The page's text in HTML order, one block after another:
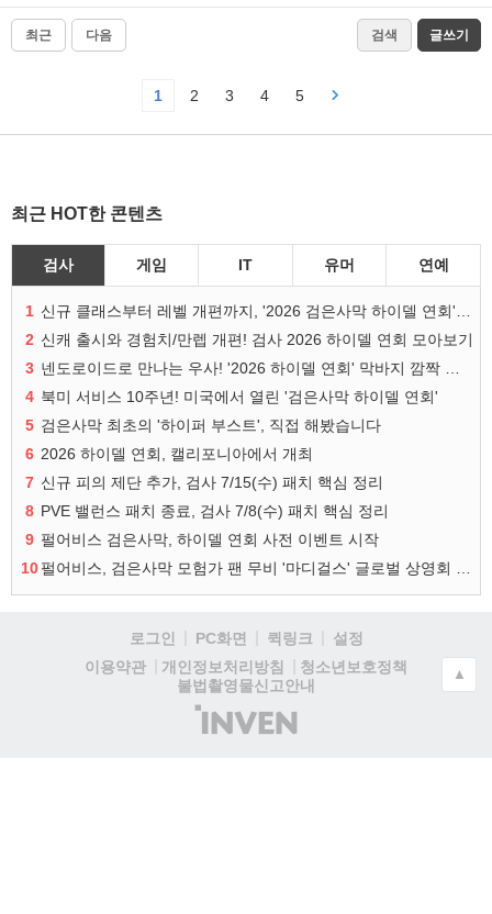
최근 다음 검색 글쓰기
1 2 3 4 5
최근 HOT한 콘텐츠
검사 게임 IT 유머 연예
1
신규 클래스부터 레벨 개편까지, '2026 검은사막 하이델 연회' 총정리
2 신캐 출시와 경험치/만렙 개편! 검사 2026 하이델 연회 모아보기
3
넨도로이드로 만나는 우사! '2026 하이델 연회' 막바지 깜짝 공개
4 북미 서비스 10주년! 미국에서 열린 '검은사막 하이델 연회'
5 검은사막 최초의 '하이퍼 부스트', 직접 해봤습니다
6 2026 하이델 연회, 캘리포니아에서 개최
7 신규 피의 제단 추가, 검사 7/15(수) 패치 핵심 정리
8 PVE 밸런스 패치 종료, 검사 7/8(수) 패치 핵심 정리
9 펄어비스 검은사막, 하이델 연회 사전 이벤트 시작
10
펄어비스, 검은사막 모험가 팬 무비 '마디걸스' 글로벌 상영회 개최
로그인 PC화면 퀵링크
설정
이용약관
개인정보처리방침
청소년보호정책
불법촬영물신고안내
(주)
인
▲